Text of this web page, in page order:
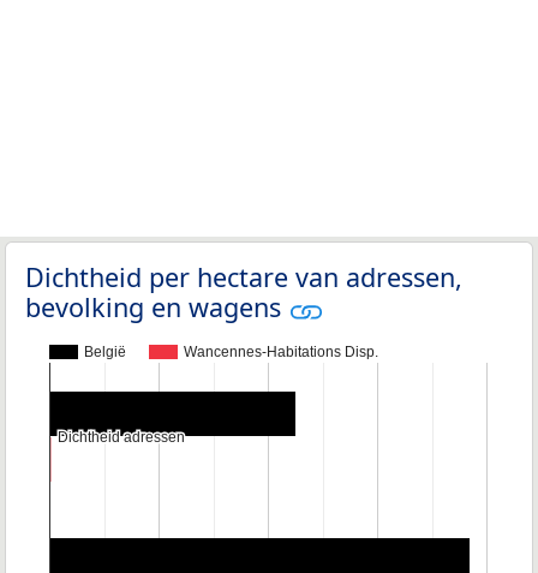
Dichtheid per hectare van adressen,
bevolking en wagens
België Wancennes-Habitations Disp.
Dichtheid adressen
Dichtheid adressen